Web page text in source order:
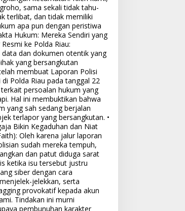
sama sekali tidak tahu-
terlibat, dan tidak memiliki
apa pun dengan peristiwa
Hukum: Mereka Sendiri yang
ke Polda Riau:
data dan dokumen otentik yang
yang bersangkutan
membuat Laporan Polisi
Polda Riau pada tanggal 22
terkait persoalan hukum yang
Hal ini membuktikan bahwa
yang sah sedang berjalan
terlapor yang bersangkutan. •
Bikin Kegaduhan dan Niat
Oleh karena jalur laporan
sudah mereka tempuh,
dan patut diduga sarat
ketika isu tersebut justru
siber dengan cara
jelekkan, serta
provokatif kepada akun
Tindakan ini murni
pembunuhan karakter